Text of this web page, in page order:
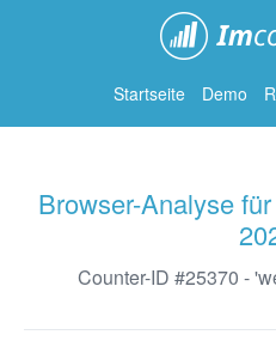
Startseite Demo
Browser-Analyse
Counter-ID #25370 -